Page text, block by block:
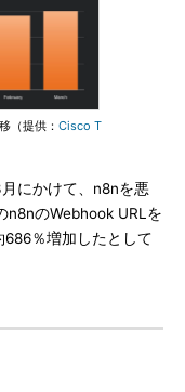
（提供： Cisco T
にかけて、n8nを悪
n8nのWebhook URLを
％増加したとして